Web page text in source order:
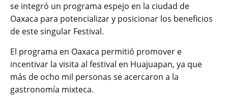
se integró un programa espejo en la ciudad de
Oaxaca para potencializar y posicionar los beneficios
de este singular Festival.
El programa en Oaxaca permitió promover e
incentivar la visita al festival en Huajuapan, ya que
más de ocho mil personas se acercaron a la
gastronomía mixteca.